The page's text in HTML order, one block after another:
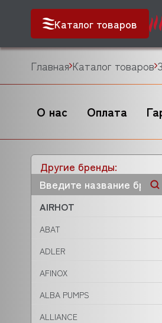
Каталог товаров
Главная Каталог товаров
О нас Оплата
Другие бренды:
AIRHOT
ABAT
ADLER
AFINOX
ALBA PUMPS
ALLIANCE